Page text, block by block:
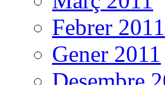
Febrer 2011
Gener 2011